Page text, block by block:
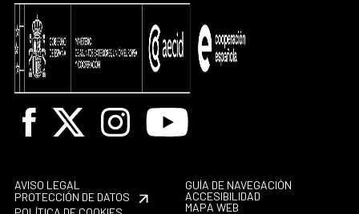
Facebook
X InstagramYoutube
AVISO LEGAL
PROTECCIÓN DE DATOS
GUÍA DE NAVEGACIÓN
ACCESIBILIDAD
MAPA WEB